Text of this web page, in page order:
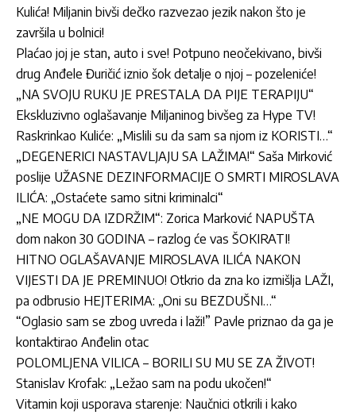
Kulića! Miljanin bivši dečko razvezao jezik nakon što je
završila u bolnici!
Plaćao joj je stan, auto i sve! Potpuno neočekivano, bivši
drug Anđele Đuričić iznio šok detalje o njoj – pozeleniće!
„NA SVOJU RUKU JE PRESTALA DA PIJE TERAPIJU“
Ekskluzivno oglašavanje Miljaninog bivšeg za Hype TV!
Raskrinkao Kuliće: „Mislili su da sam sa njom iz KORISTI…“
„DEGENERICI NASTAVLJAJU SA LAŽIMA!“ Saša Mirković
poslije UŽASNE DEZINFORMACIJE O SMRTI MIROSLAVA
ILIĆA: „Ostaćete samo sitni kriminalci“
„NE MOGU DA IZDRŽIM“: Zorica Marković NAPUŠTA
dom nakon 30 GODINA – razlog će vas ŠOKIRATI!
HITNO OGLAŠAVANJE MIROSLAVA ILIĆA NAKON
VIJESTI DA JE PREMINUO! Otkrio da zna ko izmišlja LAŽI,
pa odbrusio HEJTERIMA: „Oni su BEZDUŠNI…“
“Oglasio sam se zbog uvreda i laži!” Pavle priznao da ga je
kontaktirao Anđelin otac
POLOMLJENA VILICA – BORILI SU MU SE ZA ŽIVOT!
Stanislav Krofak: „Ležao sam na podu ukočen!“
Vitamin koji usporava starenje: Naučnici otkrili i kako